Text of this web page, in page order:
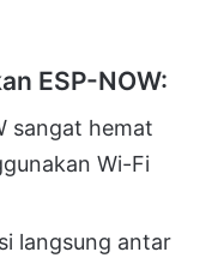
ESP-NOW:
sangat hemat
Wi-Fi
langsung antar